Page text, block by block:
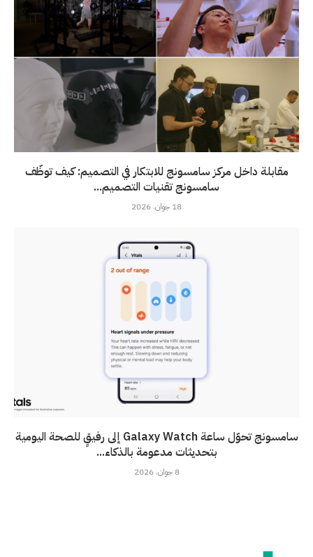
مقابلة داخل مركز سامسونج للابتكار في التصميم: كيف توظّف
سامسونج تقنيات التصميم...
18 جوان، 2026
سامسونج تحوّل ساعة Galaxy Watch إلى رفيقٍ للصحة اليومية
بتحديثات مدعومة بالذكاء...
8 جوان، 2026